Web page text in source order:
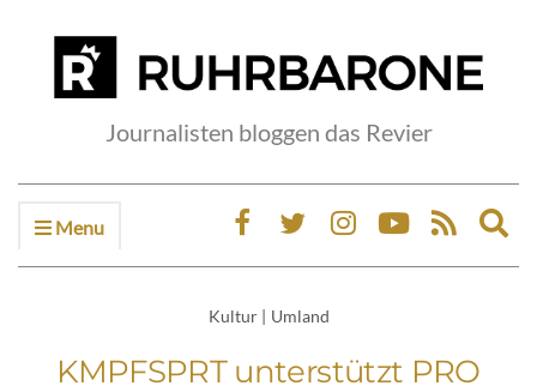
Journalisten bloggen das Revier
Menu
Kultur | Umland
KMPFSPRT unterstützt PRO